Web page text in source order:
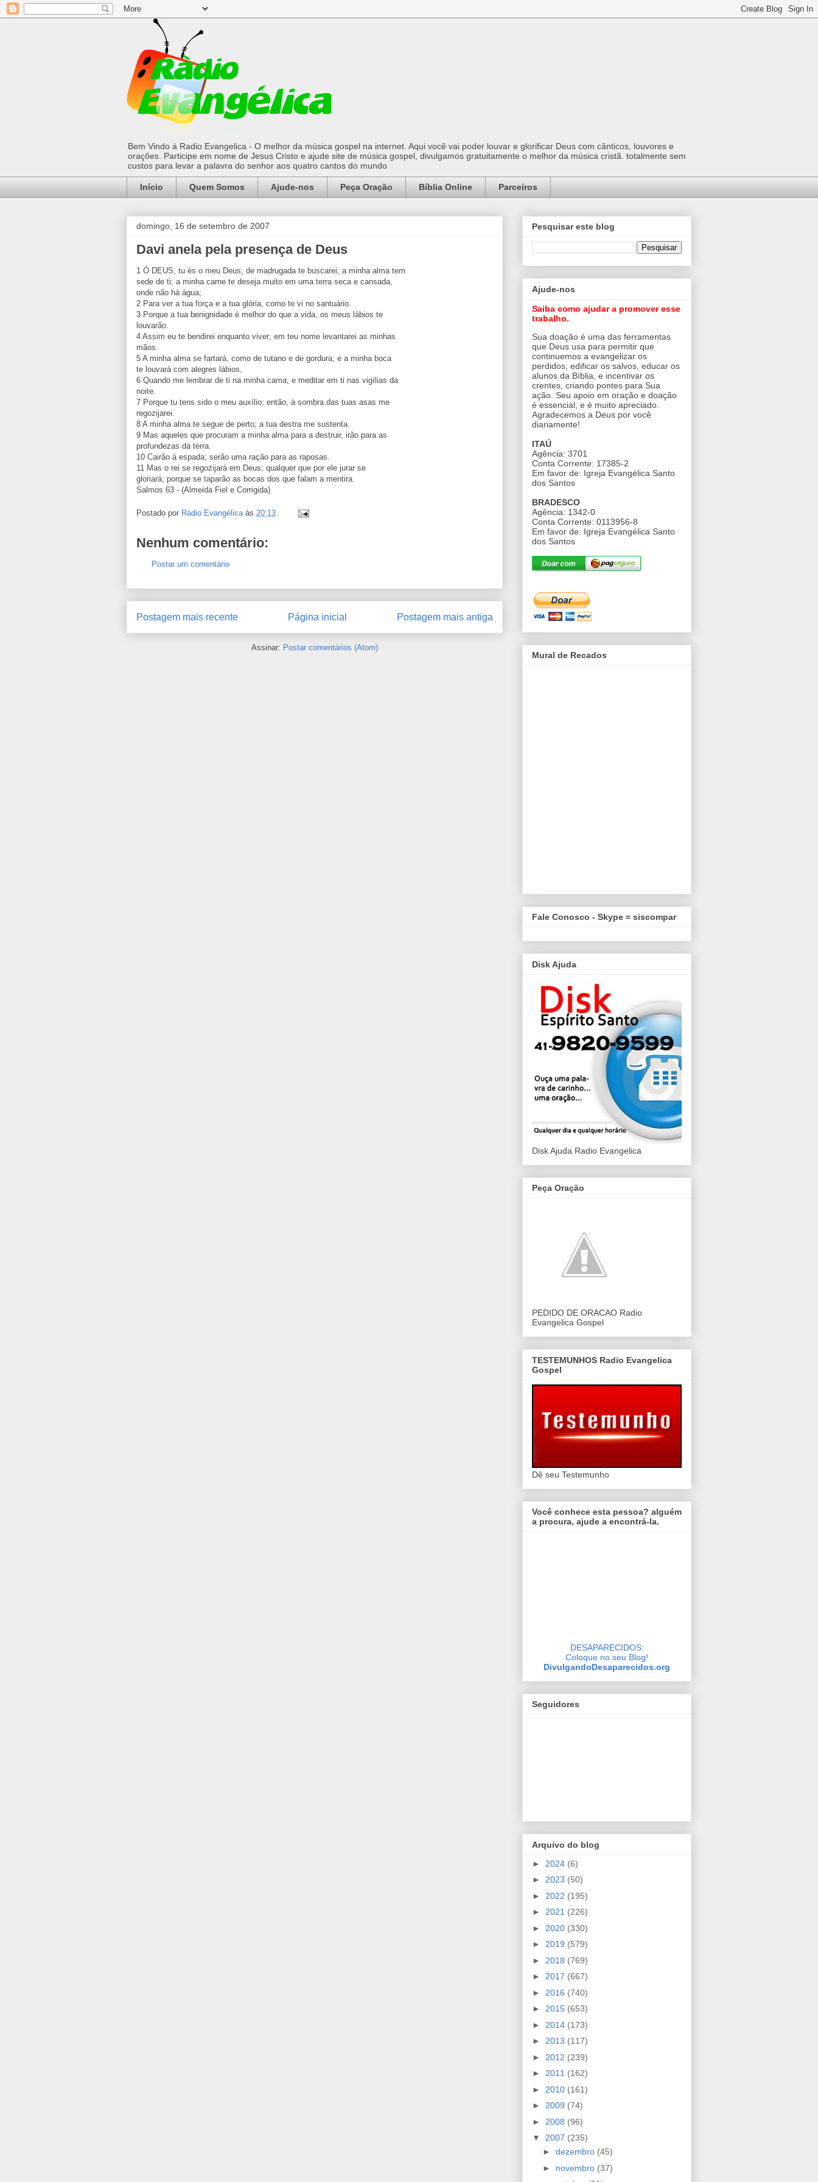
Bem Vindo à Radio Evangelica - O melhor da música gospel na internet. Aqui você vai poder louvar e glorificar Deus com cânticos, louvores e
orações. Participe em nome de Jesus Cristo e ajude site de música gospel, divulgamos gratuitamente o melhor da música cristã. totalmente sem
custos para levar a palavra do senhor aos quatro cantos do mundo
Início Quem Somos Ajude-nos Peça Oração Bíblia Online Parceiros
domingo, 16 de setembro de 2007
Davi anela pela presença de Deus
1 Ó DEUS, tu és o meu Deus, de madrugada te buscarei; a minha alma tem
sede de ti; a minha carne te deseja muito em uma terra seca e cansada,
onde não há água;
2 Para ver a tua força e a tua glória, como te vi no santuário.
3 Porque a tua benignidade é melhor do que a vida, os meus lábios te
louvarão.
4 Assim eu te bendirei enquanto viver; em teu nome levantarei as minhas
mãos.
5 A minha alma se fartará, como de tutano e de gordura; e a minha boca
te louvará com alegres lábios,
6 Quando me lembrar de ti na minha cama, e meditar em ti nas vigílias da
noite.
7 Porque tu tens sido o meu auxílio; então, à sombra das tuas asas me
regozijarei.
8 A minha alma te segue de perto; a tua destra me sustenta.
9 Mas aqueles que procuram a minha alma para a destruir, irão para as
profundezas da terra.
10 Cairão à espada; serão uma ração para as raposas.
11 Mas o rei se regozijará em Deus; qualquer que por ele jurar se
gloriará; porque se taparão as bocas dos que falam a mentira.
Salmos 63 - (Almeida Fiel e Corrigida)
Postado por Rádio Evangélica às 20:13
Nenhum comentário:
Postar um comentário
Postagem mais recente Postagem mais antiga
Página inicial
Assinar: Postar comentários (Atom)
Pesquisar este blog
Ajude-nos
Saiba como ajudar a promover esse
trabalho.
Sua doação é uma das ferramentas
que Deus usa para permitir que
continuemos a evangelizar os
perdidos, edificar os salvos, educar os
alunos da Bíblia, e incentivar os
crentes, criando pontes para Sua
ação. Seu apoio em oração e doação
é essencial, e é muito apreciado.
Agradecemos a Deus por você
diariamente!
ITAÚ
Agência: 3701
Conta Corrente: 17385-2
Em favor de: Igreja Evangélica Santo
dos Santos
BRADESCO
Agência: 1342-0
Conta Corrente: 0113956-8
Em favor de: Igreja Evangélica Santo
dos Santos
Mural de Recados
Fale Conosco - Skype = siscompar
Disk Ajuda
Disk Ajuda Radio Evangelica
Peça Oração
PEDIDO DE ORACAO Radio
Evangelica Gospel
TESTEMUNHOS Radio Evangelica
Gospel
Dê seu Testemunho
Você conhece esta pessoa? alguém
a procura, ajude a encontrá-la.
DESAPARECIDOS:
Coloque no seu Blog!
DivulgandoDesaparecidos.org
Seguidores
Arquivo do blog
► 2024 (6)
► 2023 (50)
► 2022 (195)
► 2021 (226)
► 2020 (330)
► 2019 (579)
► 2018 (769)
► 2017 (667)
► 2016 (740)
► 2015 (653)
► 2014 (173)
► 2013 (117)
► 2012 (239)
► 2011 (162)
► 2010 (161)
► 2009 (74)
► 2008 (96)
▼ 2007 (235)
► dezembro (45)
► novembro (37)